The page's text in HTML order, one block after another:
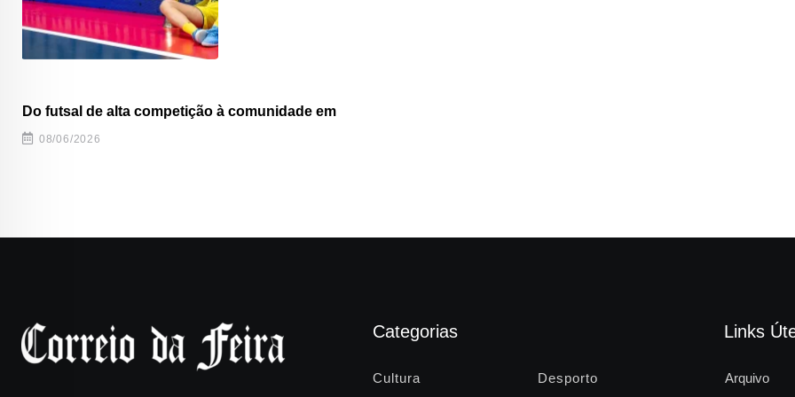
Do futsal de alta competição à comunidade em
08/06/2026
Categorias
Cultura Desporto
Links
Arquivo